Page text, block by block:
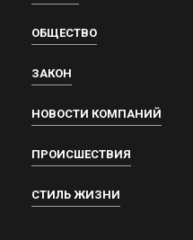
ОБЩЕСТВО
ЗАКОН
НОВОСТИ КОМПАНИЙ
ПРОИСШЕСТВИЯ
СТИЛЬ ЖИЗНИ